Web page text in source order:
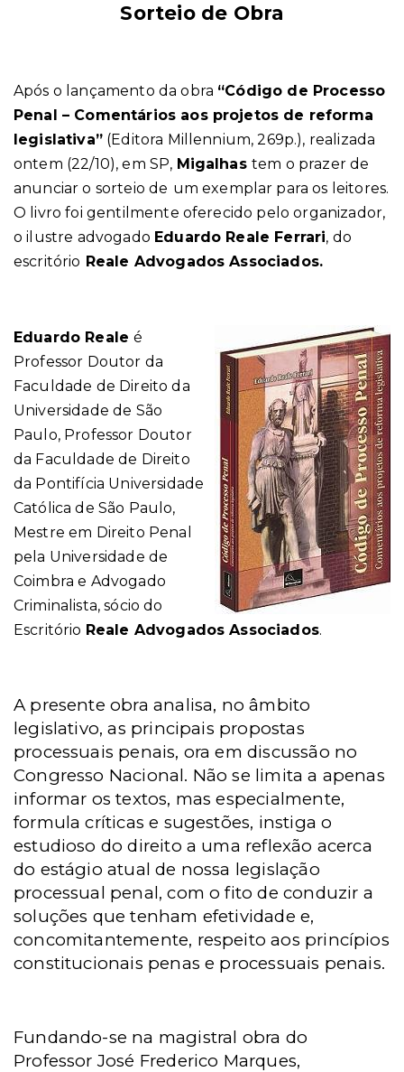
Sorteio de Obra
Após o lançamento da obra “Código de Processo
Penal – Comentários aos projetos de reforma
legislativa”(Editora Millennium, 269p.), realizada
ontem (22/10), em SP, Migalhas tem o prazer de
anunciar o sorteio de um exemplar para os leitores.
O livro foi gentilmente oferecido pelo organizador,
o ilustre advogado Eduardo Reale Ferrari, do
escritório Reale Advogados Associados.
Eduardo Realeé
Professor Doutor da
Faculdade de Direito da
Universidade de São
Paulo, Professor Doutor
da Faculdade de Direito
da Pontifícia Universidade
Católica de São Paulo,
Mestre em Direito Penal
pela Universidade de
Coimbra e Advogado
Criminalista, sócio do
Escritório Reale Advogados Associados.
A presente obra analisa, no âmbito
legislativo, as principais propostas
processuais penais, ora em discussão no
Congresso Nacional. Não se limita a apenas
informar os textos, mas especialmente,
formula críticas e sugestões, instiga o
estudioso do direito a uma reflexão acerca
do estágio atual de nossa legislação
processual penal, com o fito de conduzir a
soluções que tenham efetividade e,
concomitantemente, respeito aos princípios
constitucionais penas e processuais penais.
Fundando-se na magistral obra do
Professor José Frederico Marques,